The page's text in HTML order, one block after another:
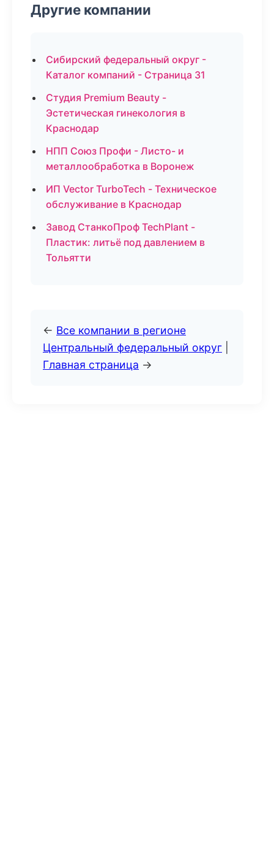
Другие компании
Сибирский федеральный округ -
Каталог компаний - Страница 31
Студия Premium Beauty -
Эстетическая гинекология в
Краснодар
НПП Союз Профи - Листо- и
металлообработка в Воронеж
ИП Vector TurboTech - Техническое
обслуживание в Краснодар
Завод СтанкоПроф TechPlant -
Пластик: литьё под давлением в
Тольятти
← Все компании в регионе
Центральный федеральный округ
Главная страница →